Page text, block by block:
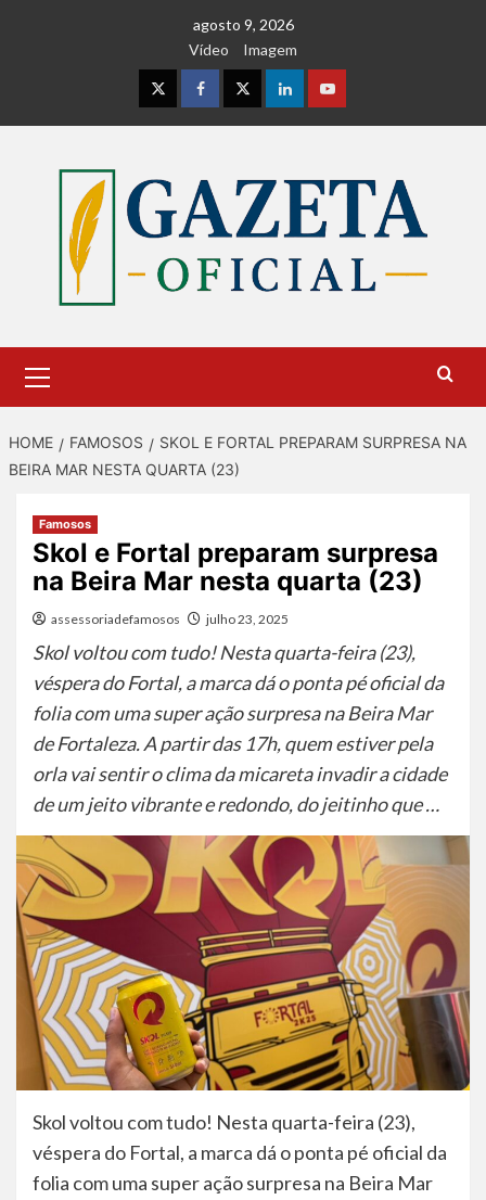
agosto 9, 2026
Vídeo
Imagem
InstagramFacebookTwitterLinkedinYoutube
Menu
HOME FAMOSOS
SKOL E FORTAL PREPARAM SURPRESA NA
BEIRA MAR NESTA QUARTA (23)
Famosos
Skol e Fortal preparam surpresa
na Beira Mar nesta quarta (23)
assessoriadefamosos julho 23, 2025
Skol voltou com tudo! Nesta quarta-feira (23),
véspera do Fortal, a marca dá o ponta pé oficial da
folia com uma super ação surpresa na Beira Mar
de Fortaleza. A partir das 17h, quem estiver pela
orla vai sentir o clima da micareta invadir a cidade
de um jeito vibrante e redondo, do jeitinho que …
Skol voltou com tudo! Nesta quarta-feira (23),
véspera do Fortal, a marca dá o ponta pé oficial da
folia com uma super ação surpresa na Beira Mar